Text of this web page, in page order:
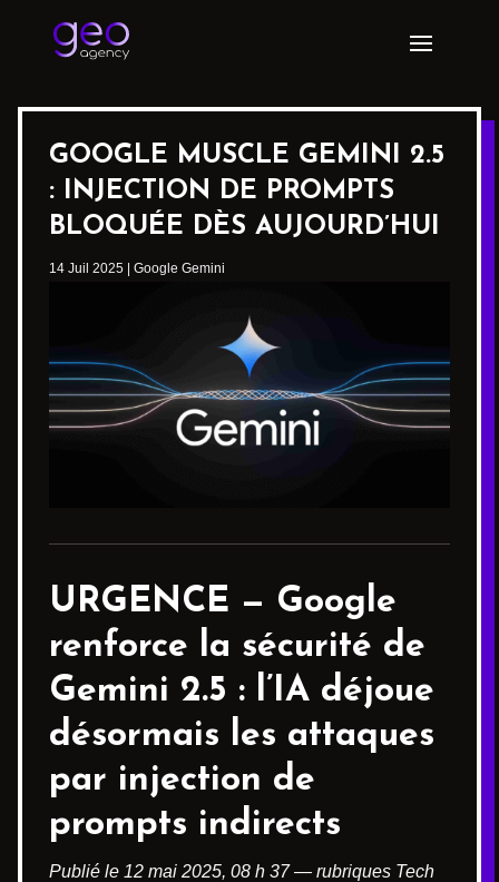
GOOGLE MUSCLE GEMINI 2.5
: INJECTION DE PROMPTS
BLOQUÉE DÈS AUJOURD’HUI
14 Juil 2025 Google Gemini
URGENCE — Google
renforce la sécurité de
Gemini 2.5 : l’IA déjoue
désormais les attaques
par injection de
prompts indirects
Publié le 12 mai 2025, 08 h 37 — rubriques Tech